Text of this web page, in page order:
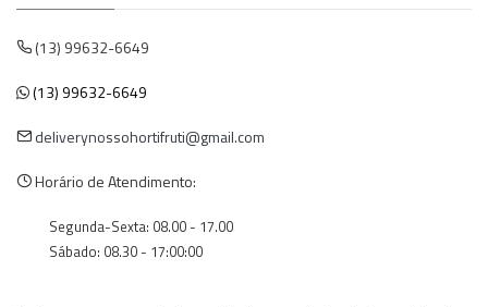
(13) 99632-6649
(13) 99632-6649
deliverynossohortifruti@gmail.com
Horário de Atendimento:
Segunda-Sexta: 08.00 - 17.00
Sábado: 08.30 - 17:00:00